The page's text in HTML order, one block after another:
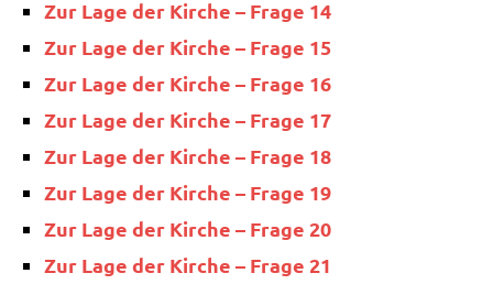
Zur Lage der Kir­che – Fra­ge 14
Zur Lage der Kir­che – Fra­ge 15
Zur Lage der Kir­che – Fra­ge 16
Zur Lage der Kir­che – Fra­ge 17
Zur Lage der Kir­che – Fra­ge 18
Zur Lage der Kir­che – Fra­ge 19
Zur Lage der Kir­che – Fra­ge 20
Zur Lage der Kir­che – Fra­ge 21